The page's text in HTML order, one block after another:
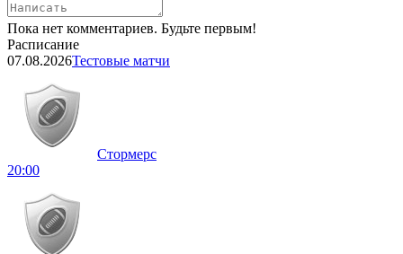
Пока нет комментариев. Будьте первым!
Расписание
07.08.2026Тестовые матчи
Стормерс
20:00